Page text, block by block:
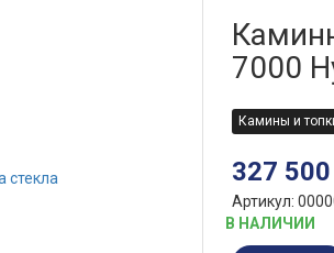
7000
Камины и
327
Артикул:
В НАЛИЧИИ